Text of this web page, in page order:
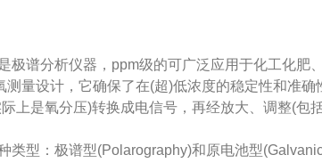
谱分析仪器，ppm级的可广泛应用于化工化肥
量设计，它确保了在(超)低浓度的稳定性和准
上是氧分压)转换成电信号，再经放大、调整(包
型：极谱型(Polarography)和原电池型